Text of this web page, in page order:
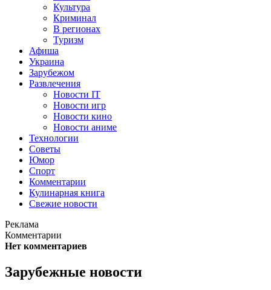
Культура
Криминал
В регионах
Туризм
Афиша
Украина
Зарубежом
Развлечения
Новости IT
Новости игр
Новости кино
Новости аниме
Технологии
Советы
Юмор
Спорт
Комментарии
Кулинарная книга
Свежие новости
Реклама
Комментарии
Нет комментариев
Зарубежные новости